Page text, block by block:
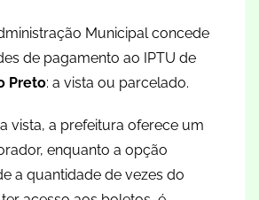
Municipal concede
de pagamento ao IPTU de
Preto: a vista ou parcelado.
vista, a prefeitura oferece um
enquanto a opção
a quantidade de vezes do